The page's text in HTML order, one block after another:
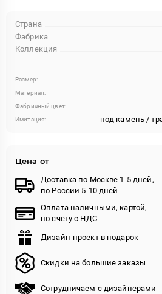
Страна
Фабрика
Коллекция
Размер:
Материал:
Фабричный цвет:
Имитация: под камень /
Цена от
Доставка по Москве 1-5 дней,
по России 5-10 дней
Оплата наличными, картой,
по счету с НДС
Дизайн-проект в подарок
Скидки на большие заказы
Сотрудничаем с дизайнерами